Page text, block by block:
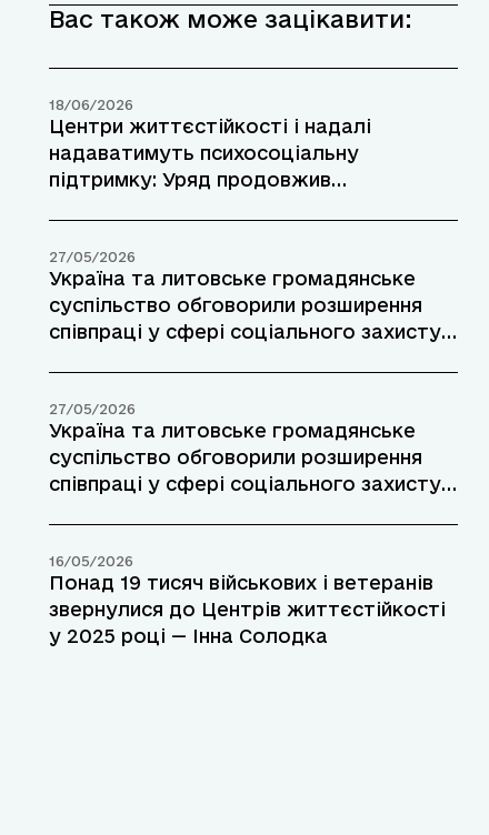
Вас також може зацікавити:
18/06/2026
Центри життєстійкості і надалі
надаватимуть психосоціальну
підтримку: Уряд продовжив
27/05/2026
Україна та литовське громадянське
суспільство обговорили розширення
співпраці у сфері соціального захисту
27/05/2026
Україна та литовське громадянське
суспільство обговорили розширення
співпраці у сфері соціального захисту
16/05/2026
Понад 19 тисяч військових і ветеранів
звернулися до Центрів життєстійкості
у 2025 році — Інна Солодка